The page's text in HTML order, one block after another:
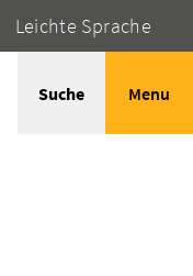
Leichte Sprache
Suche Menu